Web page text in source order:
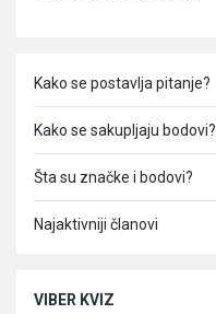
Kako se postavlja pitanje?
Kako se sakupljaju bodovi?
Šta su značke i bodovi?
Najaktivniji članovi
VIBER KVIZ